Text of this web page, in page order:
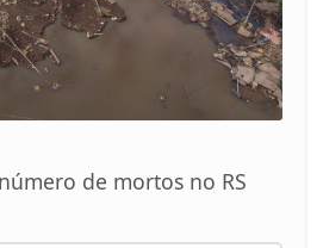
de mortos no RS